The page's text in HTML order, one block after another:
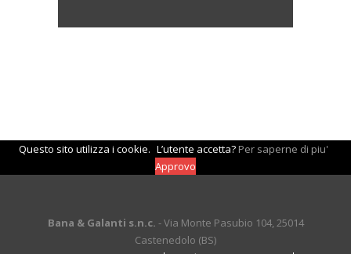
Questo sito utilizza i cookie. L’utente accetta? Per saperne di piu'
Approvo
Bana & Galanti s.n.c. - Via Monte Pasubio 104, 25014
Castenedolo (BS)